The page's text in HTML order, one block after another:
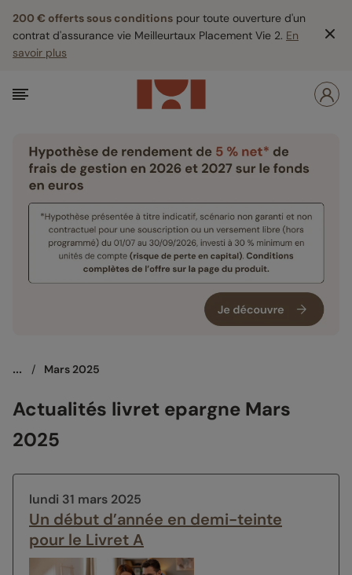
200 € offerts sous conditions pour toute ouverture d'un
contrat d'assurance vie Meilleurtaux Placement Vie 2. En
savoir plus
... / Mars 2025
Actualités livret epargne Mars
2025
lundi 31 mars 2025
Un début d’année en demi-teinte
pour le Livret A